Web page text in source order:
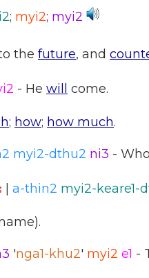
; myi2; myi2
the future, and
- He will come.
; how; how much.
myi2-dthu2 ni3 -
| a-thin2 myi2-keare1-
'nga1-khu2' myi2 e1 -